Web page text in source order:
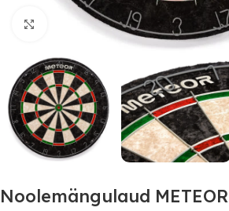
Suurendamiseks klõpsake
Noolemängulaud METEOR